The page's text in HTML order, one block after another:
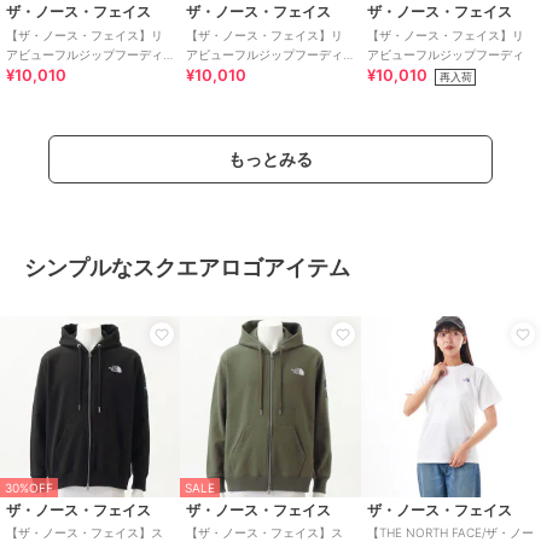
ザ・ノース・フェイス
【ザ・ノース・フェイス】リ
アビューフルジップフーディ
（レディース）
¥10,010
ザ・ノース・フェイス
【ザ・ノース・フェイス】リ
アビューフルジップフーディ
（レディース）
¥10,010
ザ・ノース・フェイス
【ザ・ノース・フェイス】リ
アビューフルジップフーディ
¥10,010 再入荷
もっとみる
シンプルなスクエアロゴアイテム
30%OFF
ザ・ノース・フェイス
【ザ・ノース・フェイス】ス
SALE
ザ・ノース・フェイス
【ザ・ノース・フェイス】ス
ザ・ノース・フェイス
【THE NORTH FACE/ザ・ノー